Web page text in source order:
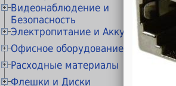
Шкафы напольные
Шкафы настенные
Стойки и стеллажи
Кронштейны настенные
Патч-панели
Вентиляторные модули
Блоки распределения питания
Видеонаблюдение и
Безопасность
Комплекты видеонаблюдения
Видеорегистраторы
Коммутаторы и маршрутизаторы
(Ethernet)
Сетевые хранилища
Электропитание и Аккумуляторы
Блоки и адаптеры питания
Блоки питания для ноутбуков
Блоки питания для
светодиодных лент
Источники бесперебойного питания
Стабилизаторы напряжения
Инверторы
Офисное оборудование
IP телефония
Телефоны DECT
Расходные материалы
Бумага - Плёнки - Этикетки
Флешки и Диски